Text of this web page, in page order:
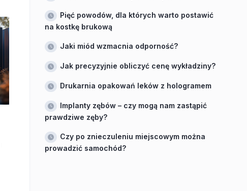
Pięć powodów, dla których warto postawić
na kostkę brukową
Jaki miód wzmacnia odporność?
Jak precyzyjnie obliczyć cenę wykładziny?
Drukarnia opakowań leków z hologramem
Implanty zębów – czy mogą nam zastąpić
prawdziwe zęby?
Czy po znieczuleniu miejscowym można
prowadzić samochód?